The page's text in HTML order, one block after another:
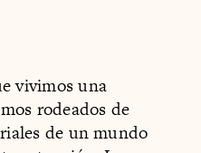
vivimos una
rodeados de
de un mundo